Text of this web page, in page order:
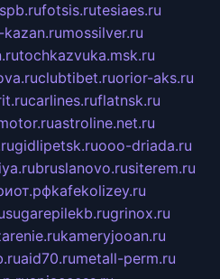
fotsis.rutesiaes.ru
kazan.rumossilver.ru
tochkazvuka.msk.ru
clubtibet.ruorior-aks.ru
carlines.ruflatnsk.ru
astroline.net.ru
gidlipetsk.ruooo-driada.ru
bruslanovo.rusiterem.ru
kafekolizey.ru
sugarepilekb.rugrinox.ru
kameryjooan.ru
aid70.rumetall-perm.ru